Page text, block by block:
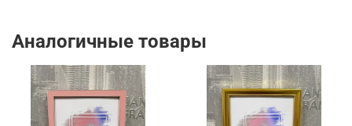
Аналогичные товары